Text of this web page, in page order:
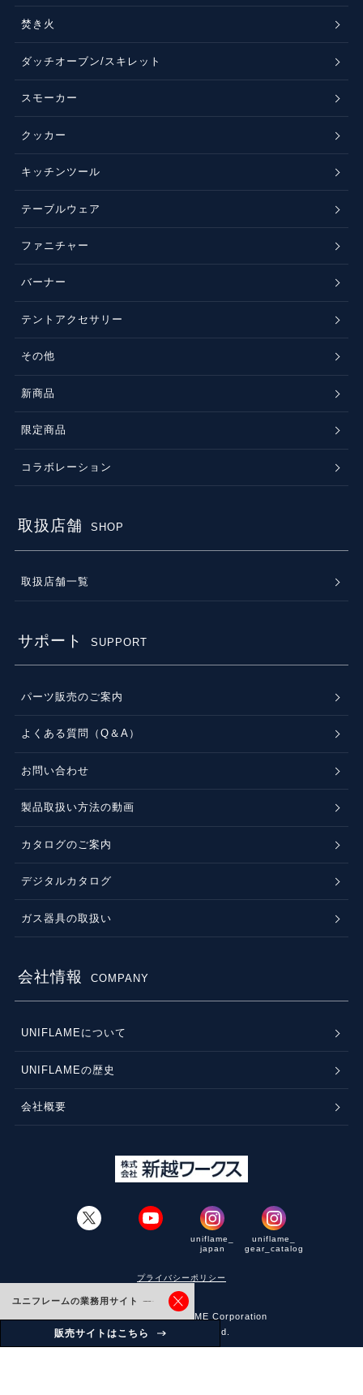
ユニフレームの業務用サイト
販売サイトはこちら
焚き火
ダッチオーブン/スキレット
スモーカー
クッカー
キッチンツール
テーブルウェア
ファニチャー
バーナー
テントアクセサリー
その他
新商品
限定商品
コラボレーション
取扱店舗 SHOP
取扱店舗一覧
サポート SUPPORT
パーツ販売のご案内
よくある質問（Q＆A）
お問い合わせ
製品取扱い方法の動画
カタログのご案内
デジタルカタログ
ガス器具の取扱い
会社情報 COMPANY
UNIFLAMEについて
UNIFLAMEの歴史
会社概要
uniflame_
japan
uniflame_
gear_catalog
プライバシーポリシー
© Copyright, UNIFLAME Corporation
All Rights Reserved.